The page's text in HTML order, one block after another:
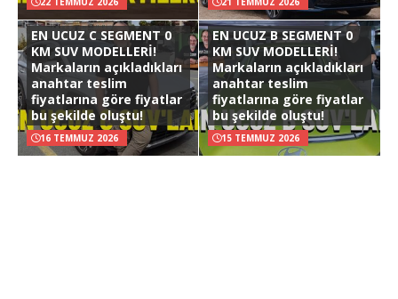
EN UCUZ C SEGMENT 0
KM SUV MODELLERİ!
Markaların açıkladıkları
anahtar teslim
fiyatlarına göre fiyatlar
bu şekilde oluştu!
16 TEMMUZ 2026
EN UCUZ B SEGMENT 0
KM SUV MODELLERİ!
Markaların açıkladıkları
anahtar teslim
fiyatlarına göre fiyatlar
bu şekilde oluştu!
15 TEMMUZ 2026